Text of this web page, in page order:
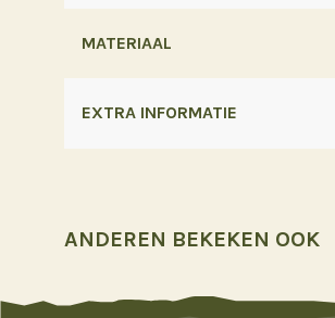
MATERIAAL
EXTRA INFORMATIE
ANDEREN BEKEKEN OOK